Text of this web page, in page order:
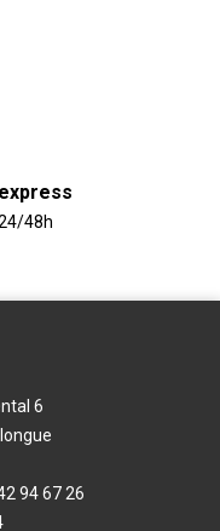
48h
6
94 67 26